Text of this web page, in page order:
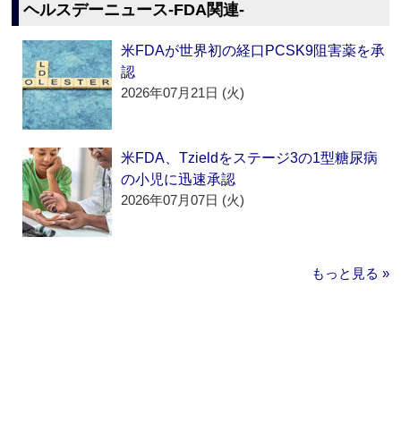
ヘルスデーニュース‐FDA関連‐
米FDAが世界初の経口PCSK9阻害薬を承
認
2026年07月21日 (火)
米FDA、Tzieldをステージ3の1型糖尿病
の小児に迅速承認
2026年07月07日 (火)
もっと見る »